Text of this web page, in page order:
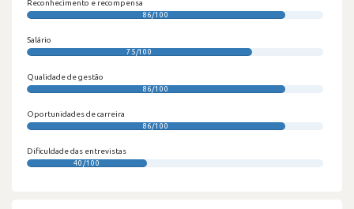
Reconhecimento e recompensa
86/100
Salário
75/100
Qualidade de gestão
86/100
Oportunidades de carreira
86/100
Dificuldade das entrevistas
40/100